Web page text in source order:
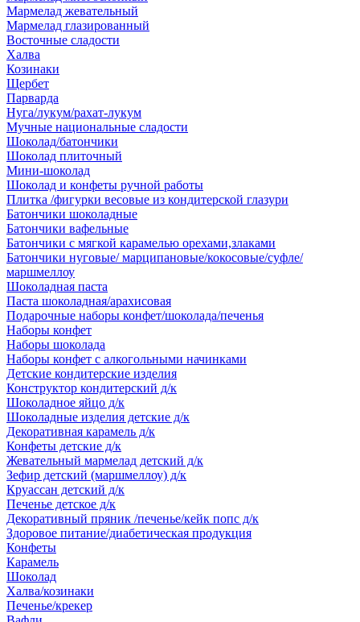
Мармелад жевательный
Мармелад глазированный
Восточные сладости
Халва
Козинаки
Щербет
Парварда
Нуга/лукум/рахат-лукум
Мучные национальные сладости
Шоколад/батончики
Шоколад плиточный
Мини-шоколад
Шоколад и конфеты ручной работы
Плитка /фигурки весовые из кондитерской глазури
Батончики шоколадные
Батончики вафельные
Батончики с мягкой карамелью орехами,злаками
Батончики нуговые/ марципановые/кокосовые/суфле/
маршмеллоу
Шоколадная паста
Паста шоколадная/арахисовая
Подарочные наборы конфет/шоколада/печенья
Наборы конфет
Наборы шоколада
Наборы конфет с алкогольными начинками
Детские кондитерские изделия
Конструктор кондитерский д/к
Шоколадное яйцо д/к
Шоколадные изделия детские д/к
Декоративная карамель д/к
Конфеты детские д/к
Жевательный мармелад детский д/к
Зефир детский (маршмеллоу) д/к
Круассан детский д/к
Печенье детское д/к
Декоративный пряник /печенье/кейк попс д/к
Здоровое питание/диабетическая продукция
Конфеты
Карамель
Шоколад
Халва/козинаки
Печенье/крекер